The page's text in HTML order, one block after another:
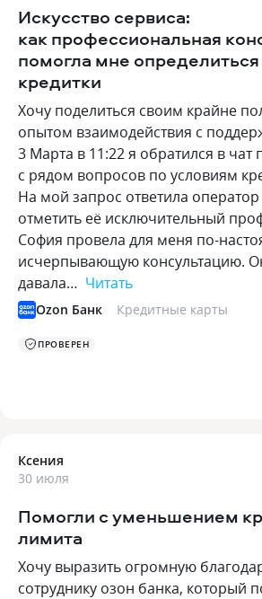
Искусство сервиса:
как профессиональная
помогла мне
кредитки
Хочу поделиться своим крайне
опытом взаимодействия с
3 Марта в 11:22 я обратился в чат
с рядом вопросов по условиям
На мой запрос ответила
отметить её исключительный
София провела для меня по-
исчерпывающую консультацию.
давала… Читать
Ozon Банк Кредитные карты
ПРОВЕРЕН
Ксения
30 июля
Помогли с уменьшением
лимита
Хочу выразить огромную
сотруднику озон банка, который